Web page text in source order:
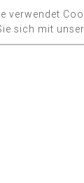
verwendet
sich mit